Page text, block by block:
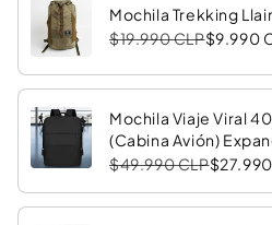
Mochila Trekking
$19.990 CLP$9.990
Mochila Viaje Viral
(Cabina Avión)
Navigator Travel
$49.990 CLP